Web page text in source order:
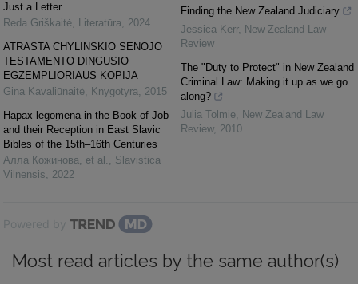
Just a Letter
Reda Griškaitė, Literatūra, 2024
ATRASTA CHYLINSKIO SENOJO
TESTAMENTO DINGUSIO
EGZEMPLIORIAUS KOPIJA
Gina Kavaliūnaitė, Knygotyra, 2015
Hapax legomena in the Book of Job
and their Reception in East Slavic
Bibles of the 15th–16th Centuries
Алла Кожинова, et al. , Slavistica
Vilnensis, 2022
Finding the New Zealand Judiciary
Jessica Kerr, New Zealand Law
Review
The "Duty to Protect" in New Zealand
Criminal Law: Making it up as we go
along?
Julia Tolmie, New Zealand Law
Review, 2010
Powered by
Most read articles by the same author(s)